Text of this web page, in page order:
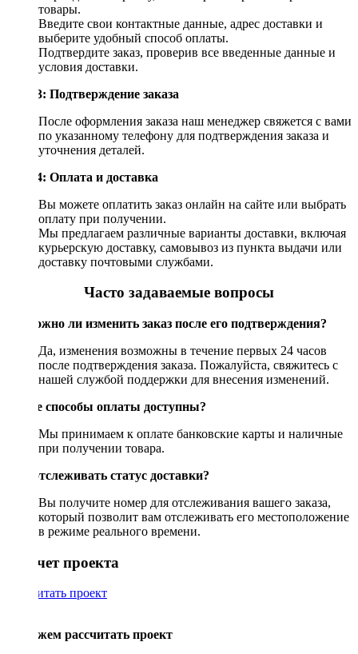
товары.
Введите свои контактные данные, адрес доставки и
выберите удобный способ оплаты.
Подтвердите заказ, проверив все введенные данные и
условия доставки.
Шаг 3: Подтверждение заказа
После оформления заказа наш менеджер свяжется с вами
по указанному телефону для подтверждения заказа и
уточнения деталей.
Шаг 4: Оплата и доставка
Вы можете оплатить заказ онлайн на сайте или выбрать
оплату при получении.
Мы предлагаем различные варианты доставки, включая
курьерскую доставку, самовывоз из пункта выдачи или
доставку почтовыми службами.
Часто задаваемые вопросы
Возможно ли изменить заказ после его подтверждения?
Да, изменения возможны в течение первых 24 часов
после подтверждения заказа. Пожалуйста, свяжитесь с
нашей службой поддержки для внесения изменений.
Какие способы оплаты доступны?
Мы принимаем к оплате банковские карты и наличные
при получении товара.
Как отслеживать статус доставки?
Вы получите номер для отслеживания вашего заказа,
который позволит вам отслеживать его местоположение
в режиме реального времени.
Рассчет проекта
Рассчитать проект
Поможем рассчитать проект